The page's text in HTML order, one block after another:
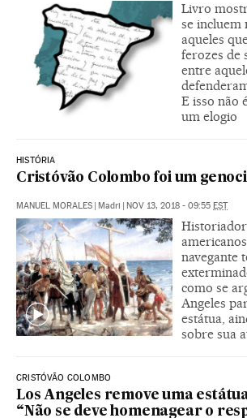
Livro
se incluem
aqueles
ferozes de
entre
E isso não
um elogio
HISTÓRIA
Cristóvão Colombo foi um
MANUEL MORALES Madri NOV 13, 2018 - 09:55 EST
navegante
como se
Angeles
estátua,
sobre sua
CRISTÓVÃO COLOMBO
Los Angeles remove uma
“Não se deve homenagear o